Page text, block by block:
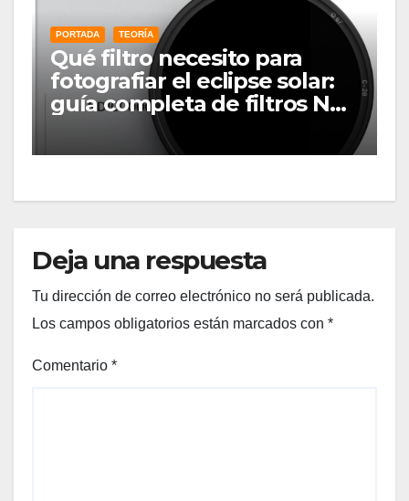
PORTADA TEORÍA
Qué filtro necesito para
fotografiar el eclipse solar:
guía completa de filtros ND
Deja una respuesta
Tu dirección de correo electrónico no será publicada.
Los campos obligatorios están marcados con *
Comentario *